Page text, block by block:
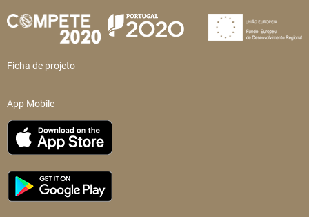
Ficha de projeto
App Mobile